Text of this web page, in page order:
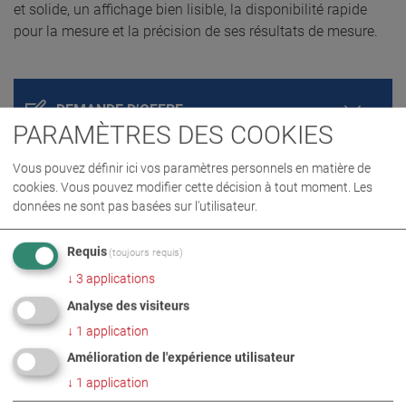
et solide, un affichage bien lisible, la disponibilité rapide
pour la mesure et la précision de ses résultats de mesure.
DEMANDE D’OFFRE
DÉTAILS PRODUIT / CONTENU DE LA
LIVRAISON
PARAMÈTRES DES COOKIES
Vous pouvez définir ici vos paramètres personnels en matière de
cookies. Vous pouvez modifier cette décision à tout moment. Les
données ne sont pas basées sur l'utilisateur.
Requis (toujours requis)
↓ 3 applications
Analyse des visiteurs
↓ 1 application
Amélioration de l'expérience utilisateur
↓ 1 application